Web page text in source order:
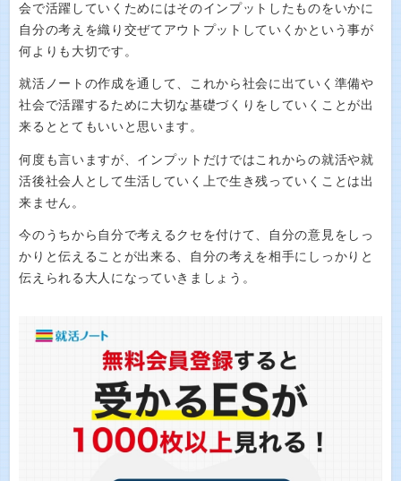
会で活躍していくためにはそのインプットしたものをいかに
自分の考えを織り交ぜてアウトプットしていくかという事が
何よりも大切です。
就活ノートの作成を通して、これから社会に出ていく準備や
社会で活躍するために大切な基礎づくりをしていくことが出
来るととてもいいと思います。
何度も言いますが、インプットだけではこれからの就活や就
活後社会人として生活していく上で生き残っていくことは出
来ません。
今のうちから自分で考えるクセを付けて、自分の意見をしっ
かりと伝えることが出来る、自分の考えを相手にしっかりと
伝えられる大人になっていきましょう。